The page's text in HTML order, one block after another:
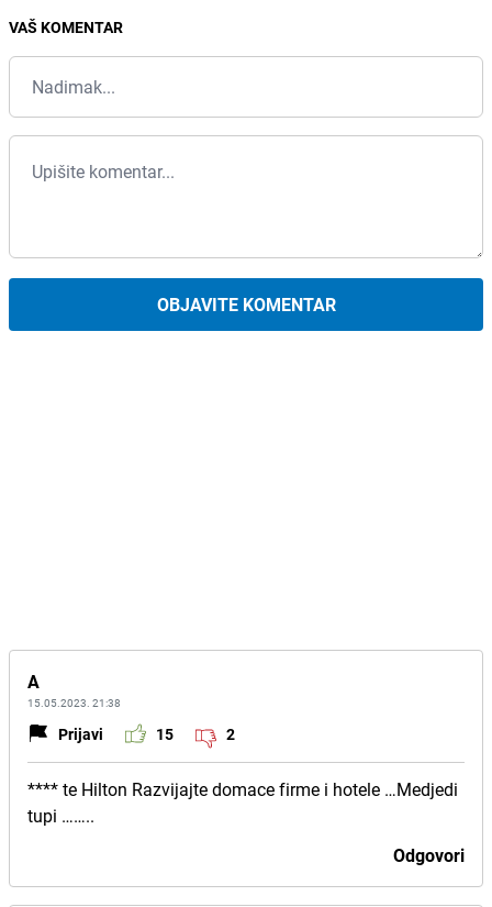
VAŠ KOMENTAR
OBJAVITE KOMENTAR
A
15.05.2023. 21:38
Prijavi 15 2
**** te Hilton Razvijajte domace firme i hotele …Medjedi
tupi ……..
Odgovori